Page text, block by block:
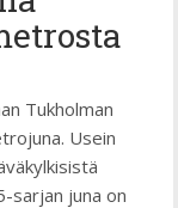
Tukholman
Usein
sarjan juna on